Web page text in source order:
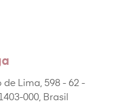
Lima, 598 - 62 -
000, Brasil